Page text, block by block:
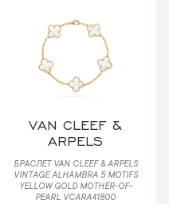
VAN CLEEF &
ARPELS
БРАСЛЕТ VAN CLEEF & ARPELS
VINTAGE ALHAMBRA 5 MOTIFS
YELLOW GOLD MOTHER-OF-
PEARL VCARA41800